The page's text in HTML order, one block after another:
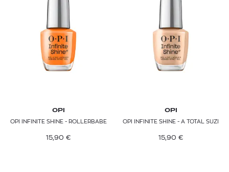
OPI
OPI INFINITE SHINE - ROLLERBABE
15,90 €
OPI
OPI INFINITE SHINE - A TOTAL SUZI
15,90 €